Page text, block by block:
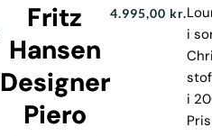
Fritz
Hansen
Designer
Piero
4.995,00 kr.
i
i